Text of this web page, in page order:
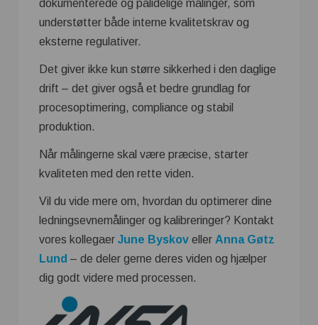
dokumenterede og pålidelige målinger, som
understøtter både interne kvalitetskrav og
eksterne regulativer.
Det giver ikke kun større sikkerhed i den daglige
drift – det giver også et bedre grundlag for
procesoptimering, compliance og stabil
produktion.
Når målingerne skal være præcise, starter
kvaliteten med den rette viden.
Vil du vide mere om, hvordan du optimerer dine
ledningsevnemålinger og kalibreringer? Kontakt
vores kollegaer June Byskov eller Anna Gøtz
Lund – de deler gerne deres viden og hjælper
dig godt videre med processen.